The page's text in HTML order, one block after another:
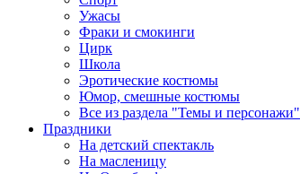
Ужасы
Фраки и смокинги
Цирк
Школа
Эротические костюмы
Юмор, смешные костюмы
Все из раздела "Темы и персонажи"
Праздники
На детский спектакль
На масленицу